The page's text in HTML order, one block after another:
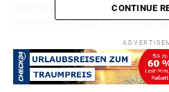
Zunftstraße: BMW-Cabrio
CONTINUE